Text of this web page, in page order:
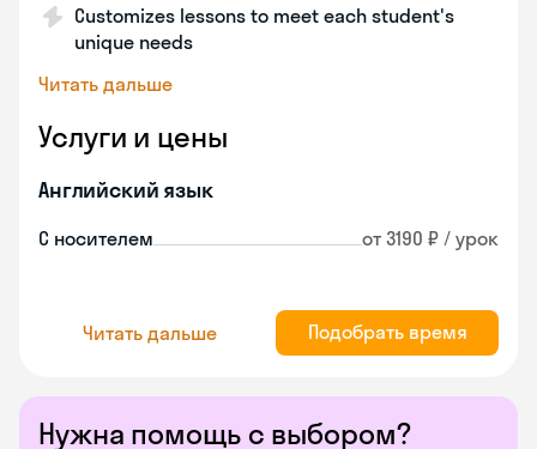
Нужна помощь с выбором?
Customizes lessons to meet each student's
unique needs
Читать дальше
Услуги и цены
Английский язык
С носителем от 3190 ₽ / урок
Читать дальше Подобрать время